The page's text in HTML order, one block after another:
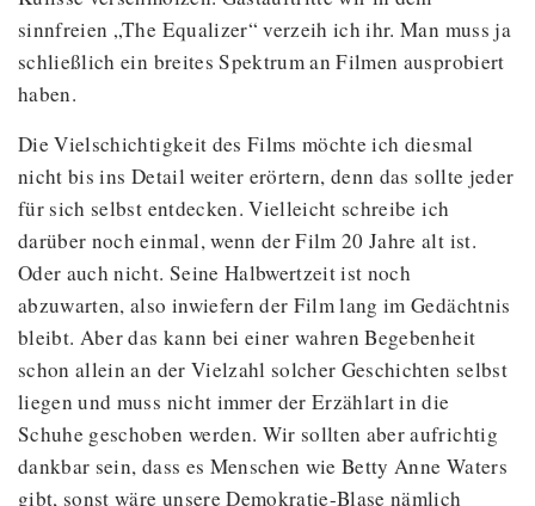
sinnfreien „The Equalizer“ verzeih ich ihr. Man muss ja
schließlich ein breites Spektrum an Filmen ausprobiert
haben.
Die Vielschichtigkeit des Films möchte ich diesmal
nicht bis ins Detail weiter erörtern, denn das sollte jeder
für sich selbst entdecken. Vielleicht schreibe ich
darüber noch einmal, wenn der Film 20 Jahre alt ist.
Oder auch nicht. Seine Halbwertzeit ist noch
abzuwarten, also inwiefern der Film lang im Gedächtnis
bleibt. Aber das kann bei einer wahren Begebenheit
schon allein an der Vielzahl solcher Geschichten selbst
liegen und muss nicht immer der Erzählart in die
Schuhe geschoben werden. Wir sollten aber aufrichtig
dankbar sein, dass es Menschen wie Betty Anne Waters
gibt, sonst wäre unsere Demokratie-Blase nämlich